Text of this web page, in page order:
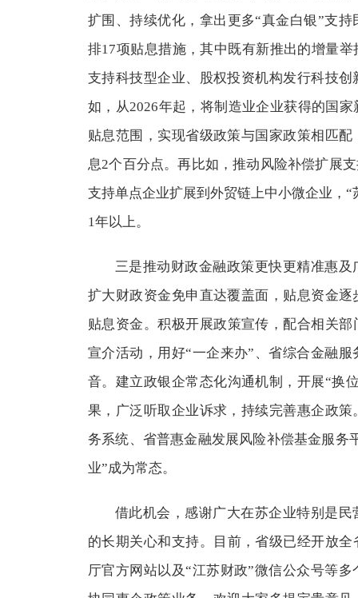
扩围、持续优化，拿出更多“真金白银”支
排17项贴息措施，其中既有新推出的增量
支持科技型企业、股权投资机构发行科技
如，从2026年起，将制造业企业获得的国
贴息范围，实现省级政策与国家政策相匹
息2个百分点。再比如，推动风险补偿扩展
支持单点企业扩展到外贸链上中小微企业，
1年以上。
三是推动财政金融政策更快更精准惠
扩大财政资金免申直达覆盖面，贴息资金
贴息资金。积极开展政策宣传，配合相关
宣介活动，用好“一企来办”、省综合金融
音。建立政银企常态化沟通机制，开展“换
果，广泛听取企业诉求，持续完善惠企政
务系统、省普惠金融发展风险补偿基金服务
业”成为常态。
借此机会，感谢广大在苏企业特别是
的长期关心和支持。目前，省级已经开放
厅官方网站以及“江苏财政”微信公众号等